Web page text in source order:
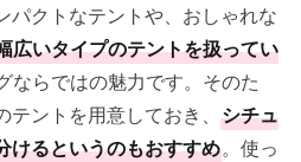
パクトなテントや、おしゃれな
広いタイプのテントを扱ってい
ならではの魅力です。そのた
ントを用意しておき、 シチュ
けるというのもおすすめ。使っ